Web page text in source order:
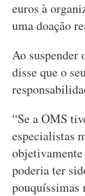
euros à
uma doação
Ao suspender
disse que o
“Se a OMS
especialistas
poderia ter
pouquíssimas